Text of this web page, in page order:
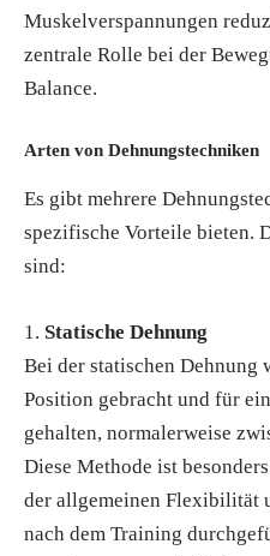
Muskelverspannungen
zentrale Rolle bei der
Balance.
Arten von Dehnungstechniken
Es gibt mehrere
spezifische Vorteile bieten.
sind:
Statische Dehnung
Bei der statischen Dehnung
Position gebracht und für
gehalten, normalerweise
Diese Methode ist
der allgemeinen Flexibilität
nach dem Training